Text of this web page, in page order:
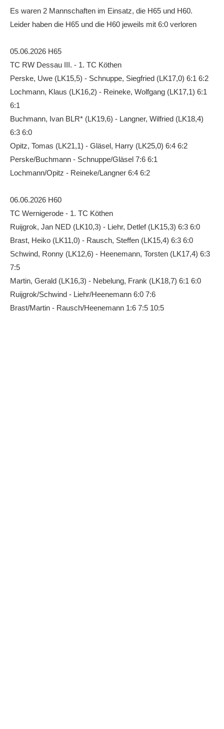
Bespannungsservice
Die Sponsoren
MANNSCHAFTEN
Punktspiele
Punktspiele Wintersaison 2025/2026
Erwachsene
Jugend
Trainingszeiten
Trainer
Platz buchen
Kinder- und Jugendtraining
EVENTS & TURNIERE
4-Städte-Turnier
Es waren 2 Mannschaften im Einsatz, die H65 und H60.
Leider haben die H65 und die H60 jeweils mit 6:0 verloren
05.06.2026 H65
TC RW Dessau III. - 1. TC Köthen
Perske, Uwe (LK15,5) - Schnuppe, Siegfried (LK17,0) 6:1 6:2
Lochmann, Klaus (LK16,2) - Reineke, Wolfgang (LK17,1) 6:1
6:1
Buchmann, Ivan BLR* (LK19,6) - Langner, Wilfried (LK18,4)
6:3 6:0
Opitz, Tomas (LK21,1) - Gläsel, Harry (LK25,0) 6:4 6:2
Perske/Buchmann - Schnuppe/Gläsel 7:6 6:1
Lochmann/Opitz - Reineke/Langner 6:4 6:2
06.06.2026 H60
TC Wernigerode - 1. TC Köthen
Ruijgrok, Jan NED (LK10,3) - Liehr, Detlef (LK15,3) 6:3 6:0
Brast, Heiko (LK11,0) - Rausch, Steffen (LK15,4) 6:3 6:0
Schwind, Ronny (LK12,6) - Heenemann, Torsten (LK17,4) 6:3
7:5
Martin, Gerald (LK16,3) - Nebelung, Frank (LK18,7) 6:1 6:0
Ruijgrok/Schwind - Liehr/Heenemann 6:0 7:6
Brast/Martin - Rausch/Heenemann 1:6 7:5 10:5